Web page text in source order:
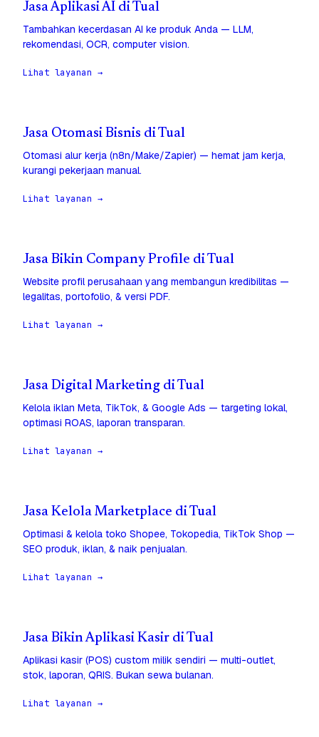
Jasa Aplikasi AI di Tual
Tambahkan kecerdasan AI ke produk Anda — LLM,
rekomendasi, OCR, computer vision.
Lihat layanan →
Jasa Otomasi Bisnis di Tual
Otomasi alur kerja (n8n/Make/Zapier) — hemat jam kerja,
kurangi pekerjaan manual.
Lihat layanan →
Jasa Bikin Company Profile di Tual
Website profil perusahaan yang membangun kredibilitas —
legalitas, portofolio, & versi PDF.
Lihat layanan →
Jasa Digital Marketing di Tual
Kelola iklan Meta, TikTok, & Google Ads — targeting lokal,
optimasi ROAS, laporan transparan.
Lihat layanan →
Jasa Kelola Marketplace di Tual
Optimasi & kelola toko Shopee, Tokopedia, TikTok Shop —
SEO produk, iklan, & naik penjualan.
Lihat layanan →
Jasa Bikin Aplikasi Kasir di Tual
Aplikasi kasir (POS) custom milik sendiri — multi-outlet,
stok, laporan, QRIS. Bukan sewa bulanan.
Lihat layanan →